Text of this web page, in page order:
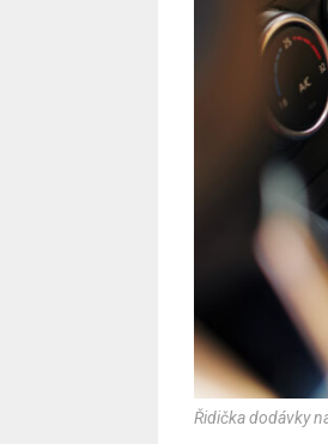
Řidička dodávky